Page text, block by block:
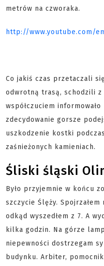
metrów na czworaka.
http://www.youtube.com/
Co jakiś czas przetaczali
odwrotną trasą, schodzili
współczuciem informowało
zdecydowanie gorsze
uszkodzenie kostki
zaśnieżonych kamieniach.
Śliski śląski
Było przyjemnie w końcu
szczycie Ślęży.
odkąd wyszedłem z 7. A
kilka godzin. Na górze
niepewności dostrzegam
budynku. Arbiter,